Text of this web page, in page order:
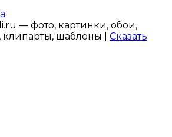
— фото, картинки, обои,
шаблоны | Сказать